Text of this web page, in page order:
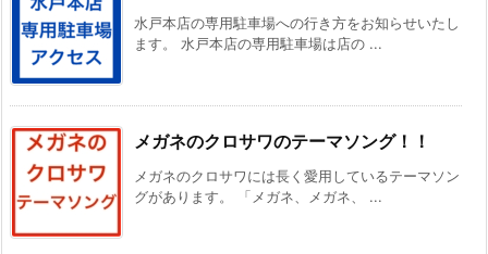
水戸本店の専用駐車場への行き方をお知らせいたし
ます。 水戸本店の専用駐車場は店の ...
メガネのクロサワのテーマソング！！
メガネのクロサワには長く愛用しているテーマソン
グがあります。 「メガネ、メガネ、 ...